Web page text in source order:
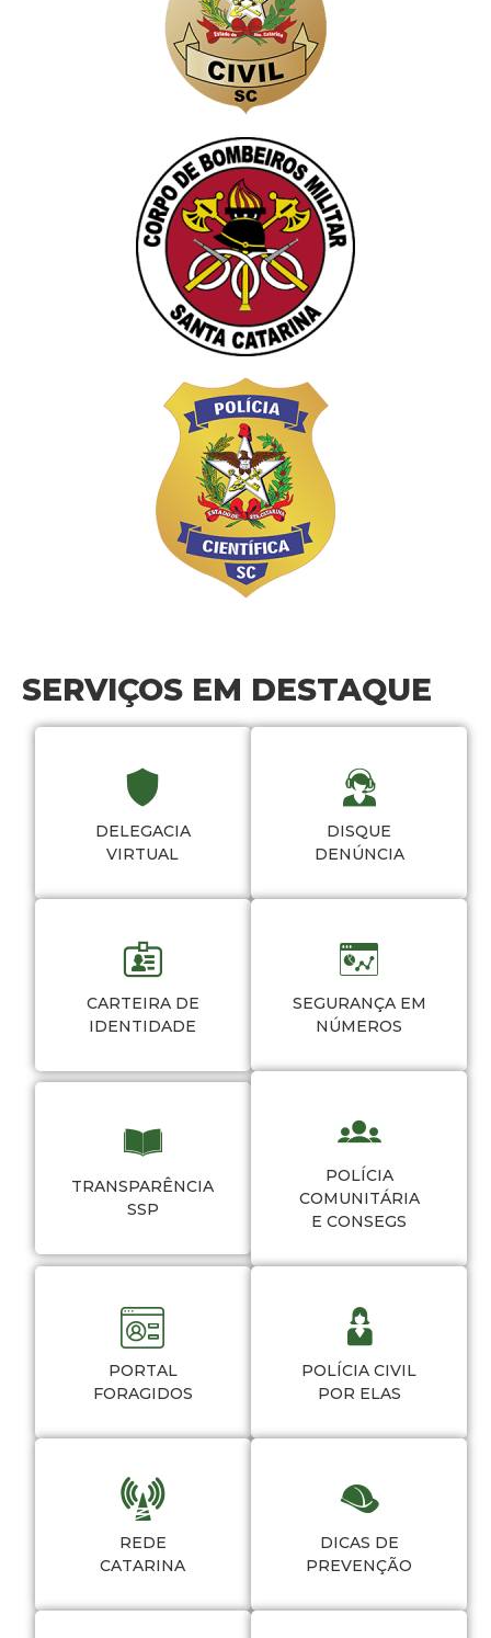
SERVIÇOS EM DESTAQUE
DELEGACIA
VIRTUAL
DISQUE
DENÚNCIA
CARTEIRA DE
IDENTIDADE
SEGURANÇA EM
NÚMEROS
TRANSPARÊNCIA
SSP
POLÍCIA
COMUNITÁRIA
E CONSEGS
PORTAL
FORAGIDOS
POLÍCIA CIVIL
POR ELAS
REDE
CATARINA
DICAS DE
PREVENÇÃO